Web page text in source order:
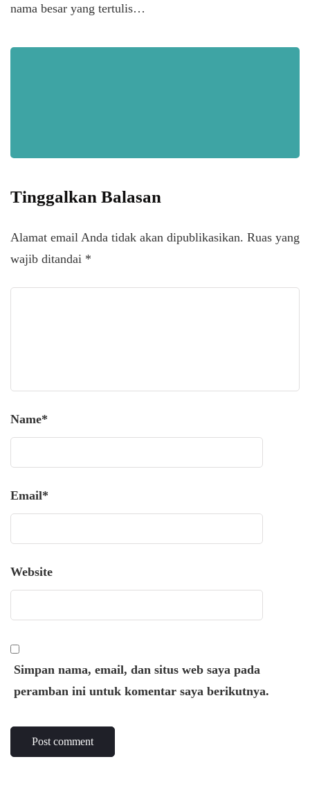
nama besar yang tertulis…
Tinggalkan Balasan
Alamat email Anda tidak akan dipublikasikan. Ruas yang
wajib ditandai *
Name*
Email*
Website
Simpan nama, email, dan situs web saya pada
peramban ini untuk komentar saya berikutnya.